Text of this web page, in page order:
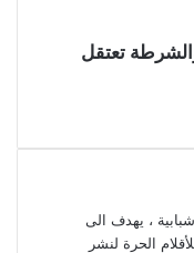
تعتقل
، يهدف الى
الحرة لنشر